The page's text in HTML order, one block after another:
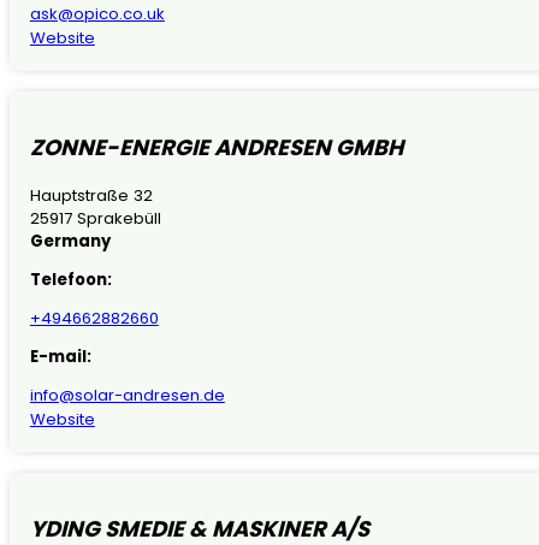
ask@opico.co.uk
Website
ZONNE-ENERGIE ANDRESEN GMBH
Hauptstraße 32
25917 Sprakebüll
Germany
Telefoon:
+494662882660
E-mail:
info@solar-andresen.de
Website
YDING SMEDIE & MASKINER A/S